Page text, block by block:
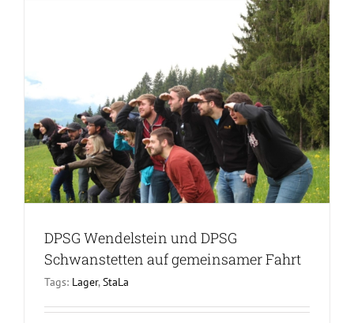
DPSG Wendelstein und DPSG
Schwanstetten auf gemeinsamer Fahrt
Tags: Lager,StaLa